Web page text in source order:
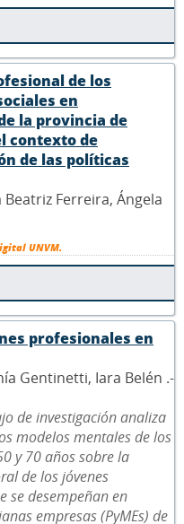
de los
en
la provincia de
contexto de
de las políticas
Beatriz Ferreira, Ángela
UNVM.
profesionales en
Gentinetti, Iara Belén .-
de investigación analiza
modelos mentales de los
y 70 años sobre la
de los jóvenes
se desempeñan en
empresas (PyMEs) de